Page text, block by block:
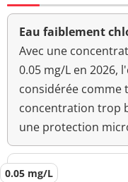
Eau faiblement
Avec une
0.05 mg/L en 2026,
considérée comme
concentration trop
une protection
0.05 mg/L